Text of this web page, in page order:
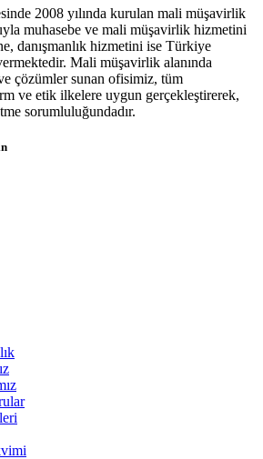
2008 yılında kurulan mali müşavirlik
muhasebe ve mali müşavirlik hizmetini
danışmanlık hizmetini ise Türkiye
Mali müşavirlik alanında
çözümler sunan ofisimiz, tüm
ve etik ilkelere uygun gerçekleştirerek,
sorumluluğundadır.